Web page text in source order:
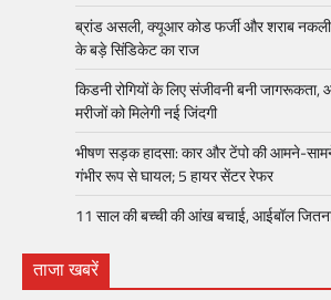
ब्रांड असली, क्यूआर कोड फर्जी और शराब
के बड़े सिंडिकेट का राज
किडनी रोगियों के लिए संजीवनी बनी जागरूकता,
मरीजों को मिलेगी नई जिंदगी
भीषण सड़क हादसा: कार और टेंपो की आमने-
गंभीर रूप से घायल; 5 हायर सेंटर रेफर​
11 साल की बच्ची की आंख बचाई, आईबॉल
ताजा खबरें